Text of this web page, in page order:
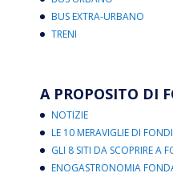
BUS EXTRA-URBANO
TRENI
A PROPOSITO DI
NOTIZIE
LE 10 MERAVIGLIE DI FONDI
GLI 8 SITI DA SCOPRIRE A
ENOGASTRONOMIA